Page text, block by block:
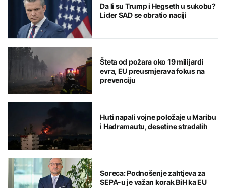
Da li su Trump i Hegseth u sukobu?
Lider SAD se obratio naciji
Šteta od požara oko 19 milijardi
evra, EU preusmjerava fokus na
prevenciju
Huti napali vojne položaje u Maribu
i Hadramautu, desetine stradalih
Soreca: Podnošenje zahtjeva za
SEPA-u je važan korak BiH ka EU